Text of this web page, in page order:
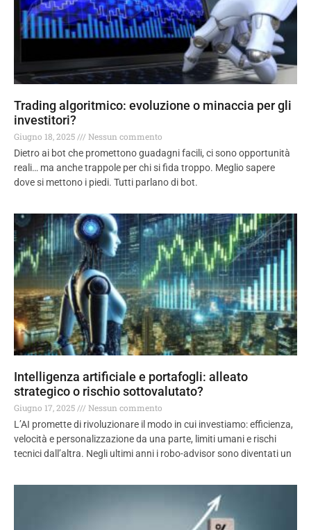
Trading algoritmico: evoluzione o minaccia per gli
investitori?
Giugno 18, 2025
Nessun commento
Dietro ai bot che promettono guadagni facili, ci sono opportunità
reali… ma anche trappole per chi si fida troppo. Meglio sapere
dove si mettono i piedi. Tutti parlano di bot.
Intelligenza artificiale e portafogli: alleato
strategico o rischio sottovalutato?
Giugno 17, 2025
Nessun commento
L’AI promette di rivoluzionare il modo in cui investiamo: efficienza,
velocità e personalizzazione da una parte, limiti umani e rischi
tecnici dall’altra. Negli ultimi anni i robo-advisor sono diventati un